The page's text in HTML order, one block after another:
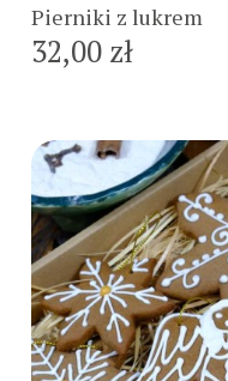
Pierniki z lukrem
32,00 zł